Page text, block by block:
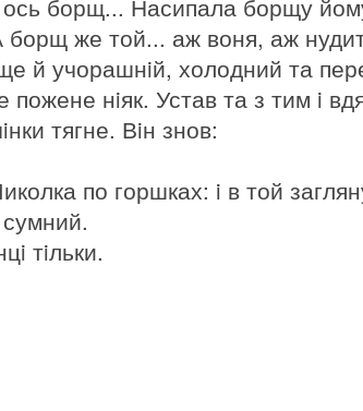
же той... аж воня, аж
й учорашнiй, холодний та
нiяк. Устав та з тим i
тягне. Вiн знов:
по горшках: i в той
тiльки.